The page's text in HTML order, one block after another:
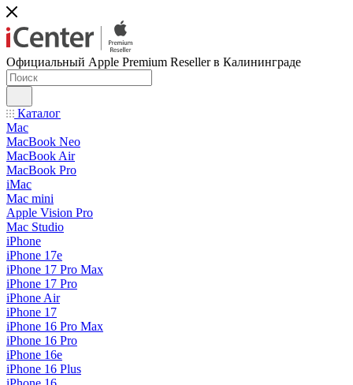
Официальный Apple Premium Reseller в Калининграде
Каталог
Mac
MacBook Neo
MacBook Air
MacBook Pro
iMac
Mac mini
Apple Vision Pro
Mac Studio
iPhone
iPhone 17e
iPhone 17 Pro Max
iPhone 17 Pro
iPhone Air
iPhone 17
iPhone 16 Pro Max
iPhone 16 Pro
iPhone 16e
iPhone 16 Plus